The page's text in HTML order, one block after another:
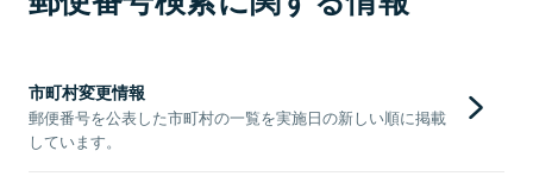
市町村変更情報
郵便番号を公表した市町村の一覧を実施日の新しい順に掲載
しています。